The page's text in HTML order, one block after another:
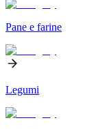
Pane e farine
Legumi